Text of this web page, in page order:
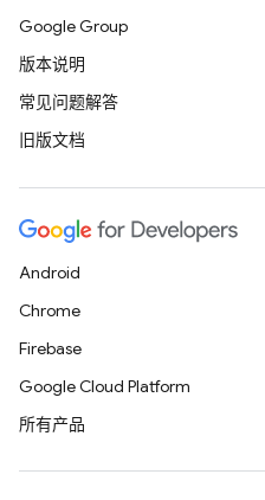
Google Group
版本说明
常见问题解答
旧版文档
Android
Chrome
Firebase
Google Cloud Platform
所有产品